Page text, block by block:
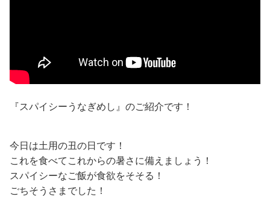
『スパイシーうなぎめし』のご紹介です！
今日は土用の丑の日です！
これを食べてこれからの暑さに備えましょう！
スパイシーなご飯が食欲をそそる！
ごちそうさまでした！